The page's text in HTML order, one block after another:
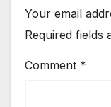
Your email
Required fields
Comment *